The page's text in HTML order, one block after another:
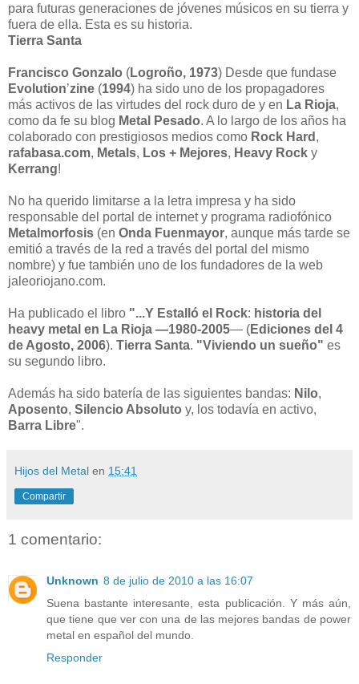
para futuras generaciones de jóvenes músicos en su tierra y
fuera de ella. Esta es su historia.
Tierra Santa
Francisco Gonzalo (Logroño, 1973) Desde que fundase
Evolution’zine (1994) ha sido uno de los propagadores
más activos de las virtudes del rock duro de y en La Rioja,
como da fe su blog Metal Pesado. A lo largo de los años ha
colaborado con prestigiosos medios como Rock Hard ,
rafabasa.com, Metals, Los + Mejores, Heavy Rock y
Kerrang!
No ha querido limitarse a la letra impresa y ha sido
responsable del portal de internet y programa radiofónico
Metalmorfosis (en Onda Fuenmayor, aunque más tarde se
emitió a través de la red a través del portal del mismo
nombre) y fue también uno de los fundadores de la web
jaleoriojano.com.
Ha publicado el libro "...Y Estalló el Rock: historia del
heavy metal en La Rioja —1980-2005— (Ediciones del 4
de Agosto, 2006). Tierra Santa. "Viviendo un sueño" es
su segundo libro.
Además ha sido batería de las siguientes bandas: Nilo,
Aposento, Silencio Absoluto y, los todavía en activo,
Barra Libre".
Hijos del Metal en 15:41
Compartir
1 comentario:
Unknown 8 de julio de 2010 a las 16:07
Suena bastante interesante, esta publicación. Y más aún,
que tiene que ver con una de las mejores bandas de power
metal en español del mundo.
Responder